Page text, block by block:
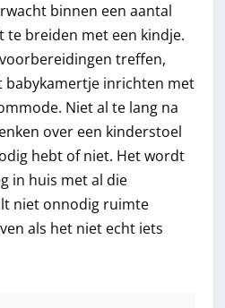
binnen een aantal
te breiden met een kindje.
treffen,
babykamertje inrichten met
Niet al te lang na
over een kinderstoel
hebt of niet. Het wordt
in huis met al die
niet onnodig ruimte
als het niet echt iets